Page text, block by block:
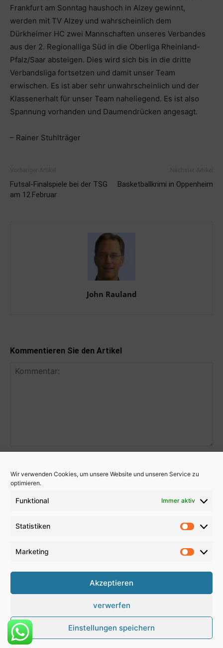
Wir verwenden Cookies, um unsere Website und unseren Service zu
optimieren.
Funktional Immer aktiv
Statistiken
Marketing
Akzeptieren
verwerfen
Einstellungen speichern
Frankfurt am Sonntag haushoch in Alzey gewinnt,
werden mit TV Alzey und wahrscheinlich dem
Dürkheimer HC zwei Mannschaften unseres Verbandes
aus der 2. Regionalliga Süd in die Oberliga Rheinland-
Pfalz/Saar absteigen. Dies wird sich bis in die dritte
Verbandsliga fortsetzen und damit unser Team
erwischen. Es ist aber sehr unwahrscheinlich und der
Klassenerhalt für unser Team naheliegend. Es ist also
Spannung vorhanden und Daumendrücken angesagt.
– Rainer Stuhlträger
Futsal-Finalspiele bei der TSG
am 12.Februar
Basketballkrimi in Oppenheim
John Rauland
Kommentieren Sie den Artikel
© Newspaper WordPress Theme by TagDiv